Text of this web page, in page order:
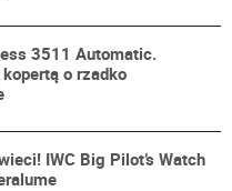
3511 Automatic.
o rzadko
IWC Big Pilot’s Watch